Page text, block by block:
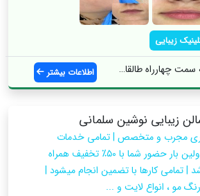
زیبایی
چهارراه طالقان... اطلاعات بیشتر
زیبایی نوشین سلمانی
مجرب و متخصص | تمامی خدمات
برای اولین بار حضور شما با ۵۰٪ تخفیف همراه
| تمامی کارها با تضمین انجام میشود |
رنگ مو ، انواع لایت و ...